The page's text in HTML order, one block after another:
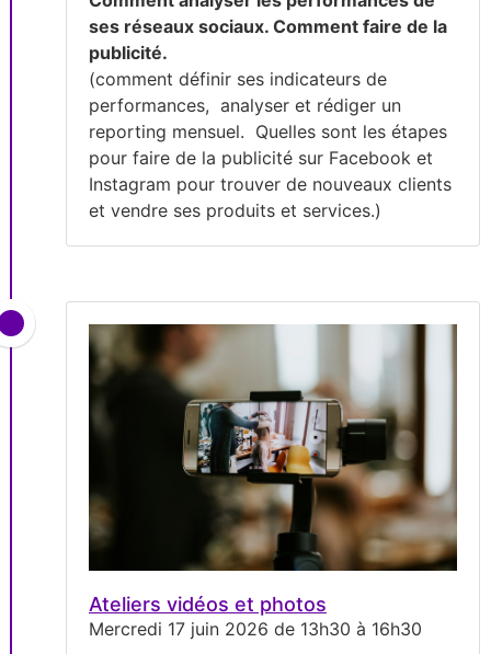
ses réseaux sociaux. Comment faire de la
publicité.
(comment définir ses indicateurs de
performances, analyser et rédiger un
reporting mensuel. Quelles sont les étapes
pour faire de la publicité sur Facebook et
Instagram pour trouver de nouveaux clients
et vendre ses produits et services.)
Ateliers vidéos et photos
Mercredi 17 juin 2026 de 13h30 à 16h30